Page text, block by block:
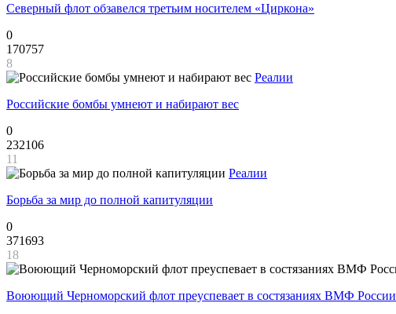
Северный флот обзавелся третьим носителем «Циркона»
0
170757
8
Реалии
Российские бомбы умнеют и набирают вес
0
232106
11
Реалии
Борьба за мир до полной капитуляции
0
371693
18
Воюющий Черноморский флот преуспевает в состязаниях ВМФ России